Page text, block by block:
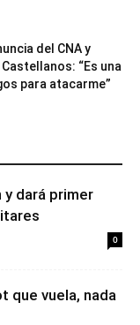
del CNA y
“Es una
para atacarme”
dará primer
0
que vuela, nada